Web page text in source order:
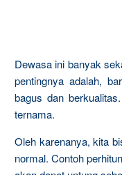
Dewasa ini banyak
pentingnya adalah,
bagus dan
ternama.
Oleh karenanya, kita
normal. Contoh